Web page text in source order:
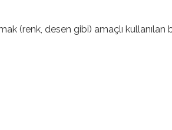
(renk, desen gibi) amaçlı kullanılan